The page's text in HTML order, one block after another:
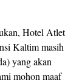
Hotel Atlet
Kaltim masih
yang akan
mohon maaf